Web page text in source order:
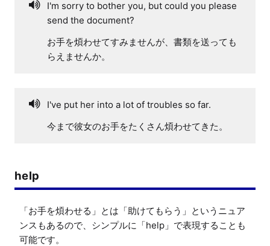
I'm sorry to bother you, but could you please
send the document?
お手を煩わせてすみませんが、書類を送っても
らえませんか。
I've put her into a lot of troubles so far.
今まで彼女のお手をたくさん煩わせてきた。
help
「お手を煩わせる」とは「助けてもらう」というニュア
ンスもあるので、シンプルに「help」で表現することも
可能です。